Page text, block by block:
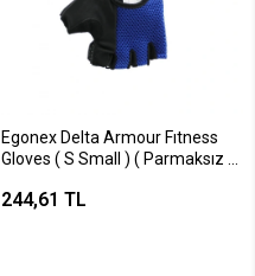
Egonex Delta Armour Fıtness
Gloves ( S Small ) ( Parmaksız &
/siyah )*50
244,61 TL